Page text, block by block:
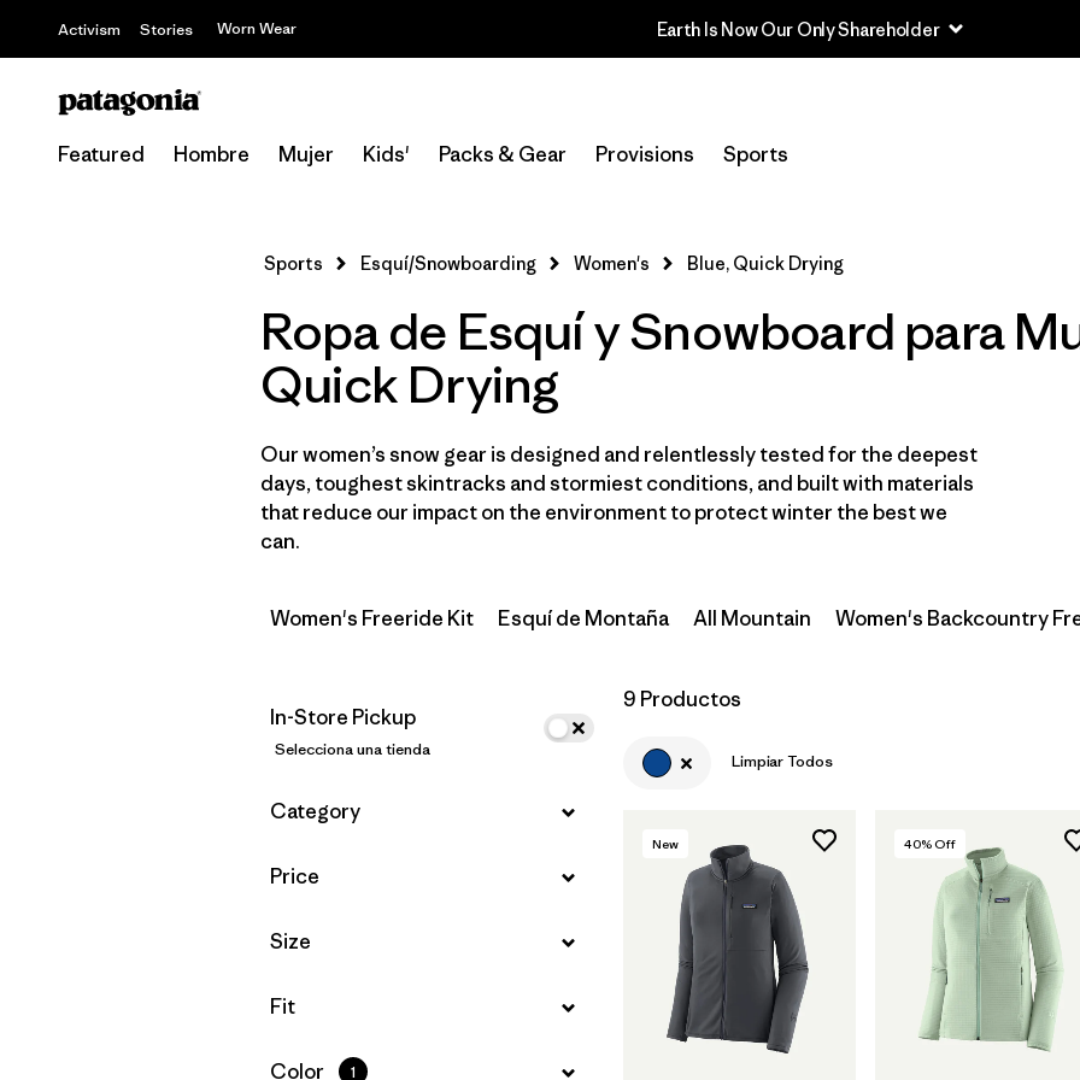
Activism Stories Worn Wear Earth Is Now Our Only Shareholder
Featured Hombre Mujer Kids' Packs & Gear Provisions Sports
Selecciona una tienda
Filtrar por
Price
Filtrar por
Size
Filtrar por
Fit
Filtrar por
Color 1
Sports Esquí/Snowboarding Women's Blue, Quick Drying
Ropa de Esquí y Snowboard para
Quick Drying
Our women’s snow gear is designed and relentlessly tested for the deepest
days, toughest skintracks and stormiest conditions, and built with materials
that reduce our impact on the environment to protect winter the best we
can.
Women's Freeride Kit Esquí de Montaña All Mountain Women's Backcountry
In-Store Pickup
Selecciona una tienda
Filtrar por
Category
Filtrar por
Price
Filtrar por
Size
Filtrar por
Fit
Filtrar por
Color 1
9 Productos
Limpiar Todos
New 40% Off